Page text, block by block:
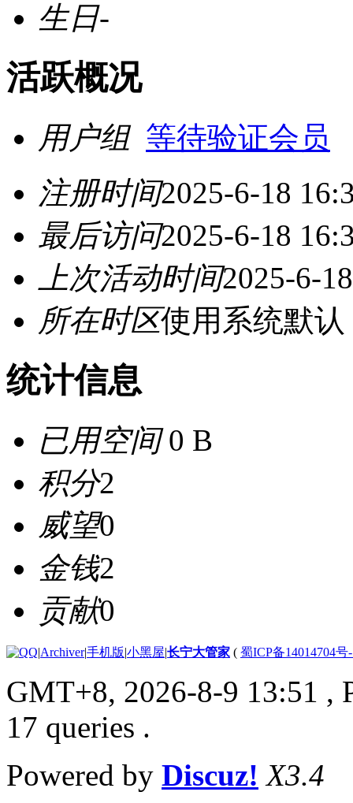
生日-
活跃概况
用户组 等待验证会员
注册时间2025-6-18
最后访问2025-6-18
上次活动时间2025-6-
所在时区使用系统默认
统计信息
已用空间0 B
积分2
威望0
金钱2
贡献0
|Archiver|手机版|小黑屋|长宁大管家 ( 蜀ICP备14014704号
GMT+8, 2026-8-9 13:51 ,
17 queries .
Powered by Discuz! X3.4